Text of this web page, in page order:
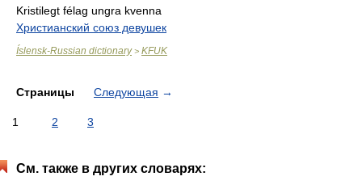
Kristilegt félag ungra kvenna
Христианский союз девушек
Íslensk-Russian dictionary> KFUK
Страницы Следующая →
1 2 3
См. также в других словарях: